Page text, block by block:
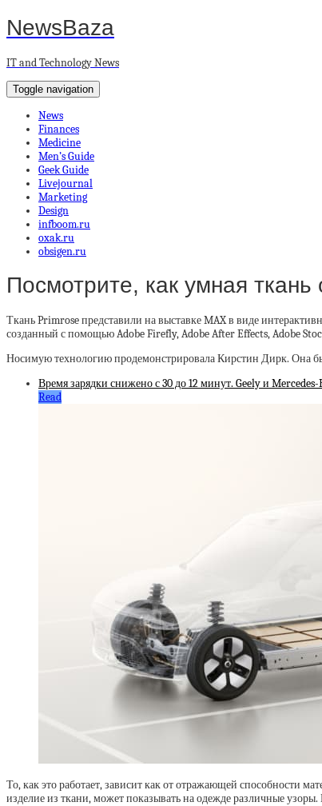
NewsBaza
IT and Technology News
Toggle navigation
News
Finances
Medicine
Men’s Guide
Geek Guide
Livejournal
Marketing
Design
infboom.ru
oxak.ru
obsigen.ru
Посмотрите, как умная
Ткань Primrose представили на выставке MAX в виде
созданный с помощью Adobe Firefly, Adobe After Effects, Adobe
Носимую технологию продемонстрировала Кирстин Дирк. Она
Время зарядки снижено с 30 до 12 минут. Geely и
Read
То, как это работает, зависит как от отражающей способности
изделие из ткани, может показывать на одежде различные